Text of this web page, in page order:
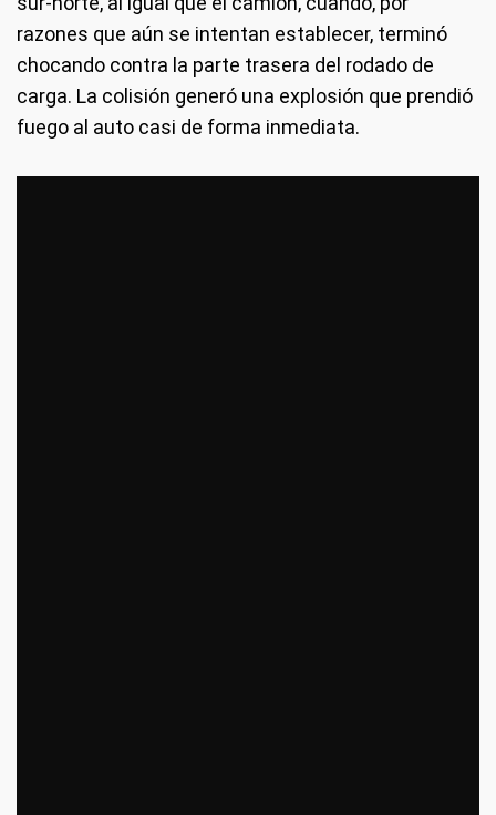
razones que aún se intentan establecer, terminó
chocando contra la parte trasera del rodado de
carga. La colisión generó una explosión que prendió
fuego al auto casi de forma inmediata.